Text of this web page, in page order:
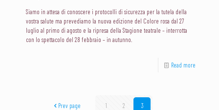
Siamo in attesa di conoscere i protocolli di sicurezza per la tutela della
vostra salute ma prevediamo la nuova edizione del Colore rosa dal 27
luglio al primo di agosto e la ripresa della Stagione teatrale – interrotta
con lo spettacolo del 28 febbraio – in autunno.
Read more
Prev page 1 2 3